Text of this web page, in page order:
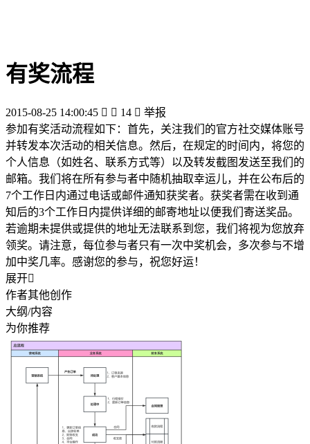
有奖流程
2015-08-25 14:00:45   14  举报
参加有奖活动流程如下：首先，关注我们的官方社交媒体账号
并转发本次活动的相关信息。然后，在规定的时间内，将您的
个人信息（如姓名、联系方式等）以及转发截图发送至我们的
邮箱。我们将在所有参与者中随机抽取幸运儿，并在公布后的
7个工作日内通过电话或邮件通知获奖者。获奖者需在收到通
知后的3个工作日内提供详细的邮寄地址以便我们寄送奖品。
若逾期未提供或提供的地址无法联系到您，我们将视为您放弃
领奖。请注意，每位参与者只有一次中奖机会，多次参与不增
加中奖几率。感谢您的参与，祝您好运！
展开
作者其他创作
大纲/内容
为你推荐